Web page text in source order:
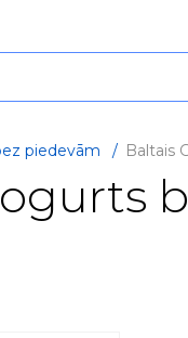
piedevām / Baltais